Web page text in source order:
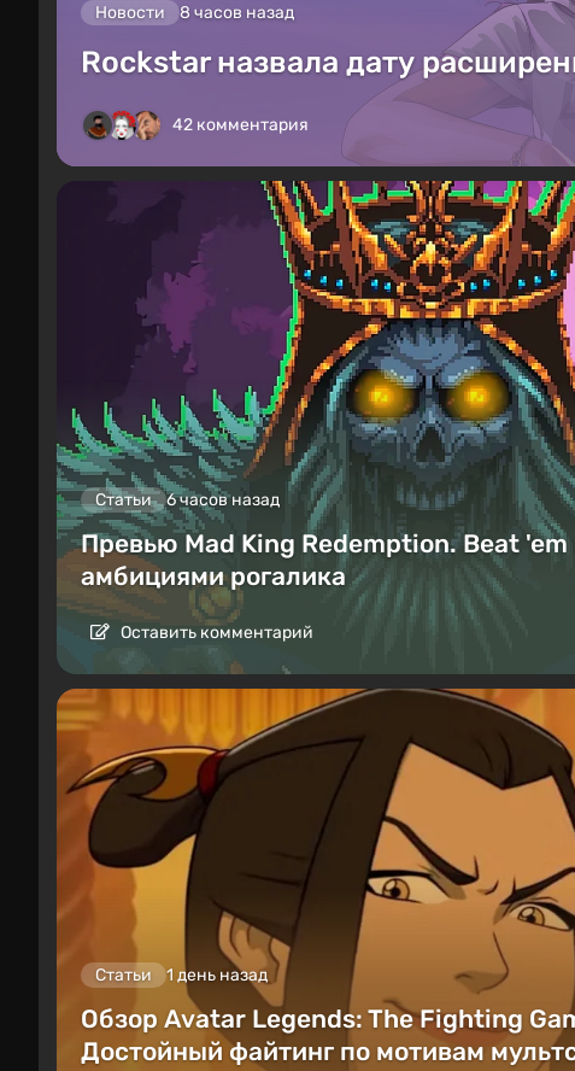
Новости 8 часов назад
Rockstar назвала дату
42 комментария
Статьи 6 часов назад
Превью Mad King Redemption. Beat 'em
амбициями рогалика
Оставить комментарий
Статьи 1 день назад
Обзор Avatar Legends: The Fighting
Достойный файтинг по мотивам